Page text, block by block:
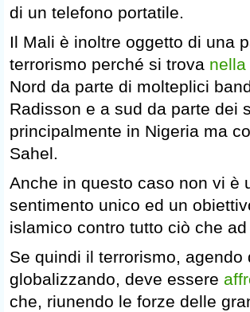
di un telefono portatile.
Il Mali è inoltre oggetto di una
terrorismo perché si trova
Nord da parte di molteplici
Radisson e a sud da parte dei
principalmente in Nigeria ma
Sahel.
Anche in questo caso non vi è
sentimento unico ed un
islamico contro tutto ciò che
Se quindi il terrorismo,
globalizzando, deve essere
che, riunendo le forze delle